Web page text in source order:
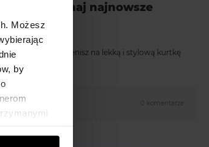
Możesz
by
niego. Poznaj najnowsze
płaszcz zamienisz na lekką i stylową kurtkę
0 komentarze